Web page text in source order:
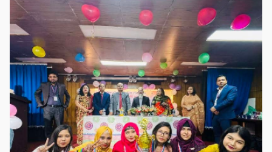
গৌরবের মুহূর্ত
গৌরবের মুহূর্ত